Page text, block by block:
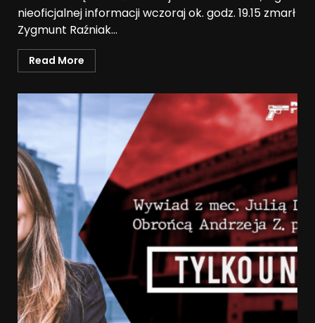
nieoficjalnej informacji wczoraj ok. godz. 19.15 zmarł
Zygmunt Raźniak...
Read More